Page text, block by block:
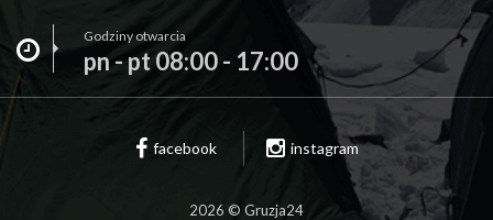
Godziny otwarcia
pn - pt 08:00 - 17:00
facebook instagram
2026 © Gruzja24